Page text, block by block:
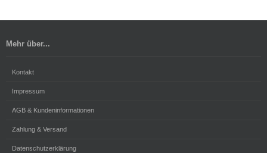
Mehr über...
Kontakt
Impressum
AGB & Kundeninformationen
Zahlung & Versand
Datenschutzerklärung